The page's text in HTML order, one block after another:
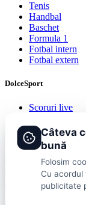
Tenis
Handbal
Baschet
Formula 1
Fotbal intern
Fotbal extern
DolceSport
Scoruri live
Publicitate
Termeni și
© 2026 DolceSport.
și analize din toate
Fotbal intern Fotbal
Câteva
bună
Folosim
Cu acordul
publicitate